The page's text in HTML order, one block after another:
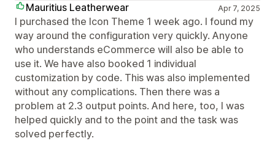
Mauritius Leatherwear Apr 7, 2025
I purchased the Icon Theme 1 week ago. I found my
way around the configuration very quickly. Anyone
who understands eCommerce will also be able to
use it. We have also booked 1 individual
customization by code. This was also implemented
without any complications. Then there was a
problem at 2.3 output points. And here, too, I was
helped quickly and to the point and the task was
solved perfectly.